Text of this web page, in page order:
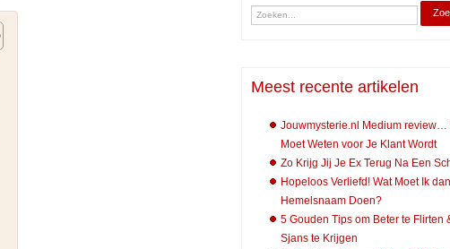
Meest recente artikelen
Jouwmysterie.nl Medium review…
Moet Weten voor Je Klant Wordt
Zo Krijg Jij Je Ex Terug Na Een
Hopeloos Verliefd! Wat Moet Ik
Hemelsnaam Doen?
5 Gouden Tips om Beter te Flirten
Sjans te Krijgen